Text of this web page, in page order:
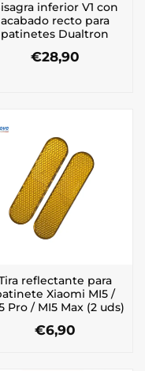
inferior V1 con
acabado recto para
patinetes Dualtron
€28,90
reflectante para
Xiaomi MI5 /
Pro / MI5 Max (2 uds)
€6,90